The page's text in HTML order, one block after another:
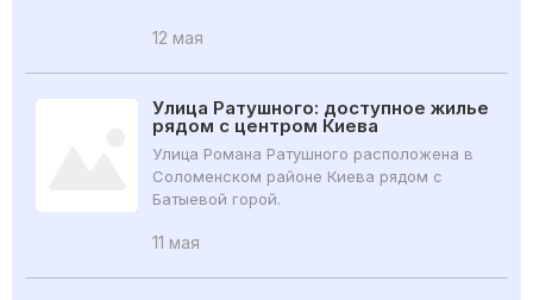
12 мая
Улица Ратушного: доступное жилье
рядом с центром Киева
Улица Романа Ратушного расположена в
Соломенском районе Киева рядом с
Батыевой горой.
11 мая